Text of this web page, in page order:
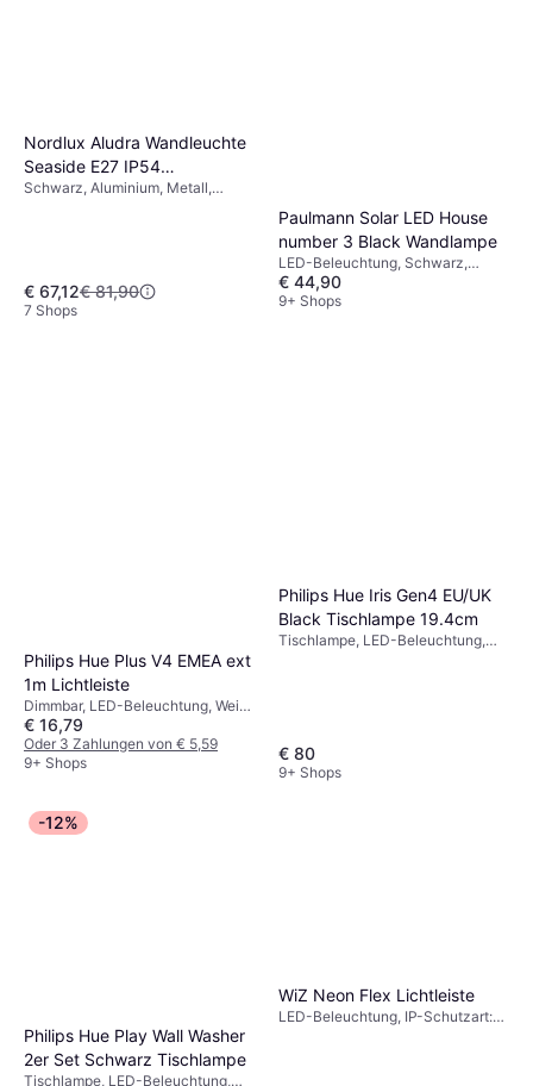
Nordlux Aludra Wandleuchte
Seaside E27 IP54
Wandlampe
Schwarz, Aluminium, Metall,
€ 67,12€ 81,90
7 Shops
Paulmann Solar LED House
number 3 Black Wandlampe
LED-Beleuchtung, Schwarz,
Edelstahl, Kunststoff, IP-Schutzart:
IP44
€ 44,90
9+ Shops
Philips Hue Plus V4 EMEA ext
1m Lichtleiste
Dimmbar, LED-Beleuchtung, Weiß,
IP-Schutzart: IP20
€ 16,79
Oder 3 Zahlungen von € 5,59
9+ Shops
Philips Hue Iris Gen4 EU/UK
Black Tischlampe 19.4cm
Tischlampe, LED-Beleuchtung,
€ 80
9+ Shops
-12%
Philips Hue Play Wall Washer
2er Set Schwarz Tischlampe
Tischlampe, LED-Beleuchtung,
WiZ Neon Flex Lichtleiste
LED-Beleuchtung, IP-Schutzart: